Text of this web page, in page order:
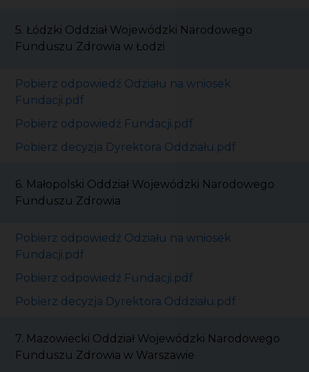
5. Łódzki Oddział Wojewódzki Narodowego
Funduszu Zdrowia w Łodzi
Pobierz odpowiedź Odziału na wniosek
Fundacji.pdf
Pobierz odpowiedź Fundacji.pdf
Pobierz decyzja Dyrektora Oddziału.pdf
6. Małopolski Oddział Wojewódzki Narodowego
Funduszu Zdrowia
Pobierz odpowiedź Odziału na wniosek
Fundacji.pdf
Pobierz odpowiedź Fundacji.pdf
Pobierz decyzja Dyrektora Oddziału.pdf
7. Mazowiecki Oddział Wojewódzki Narodowego
Funduszu Zdrowia w Warszawie